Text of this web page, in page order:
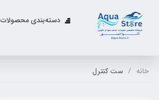
دسته‌بندی محصولات
خانه ست کنترل